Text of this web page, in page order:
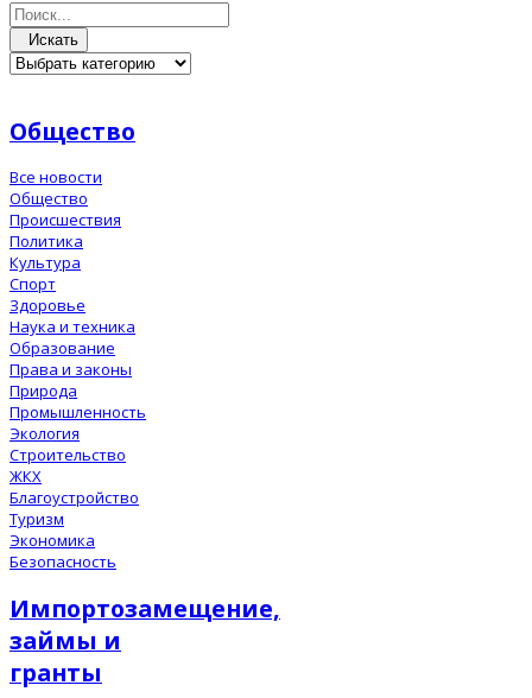
Искать
Общество
Все новости
Общество
Происшествия
Политика
Культура
Спорт
Здоровье
Наука и техника
Образование
Права и законы
Природа
Промышленность
Экология
Строительство
ЖКХ
Благоустройство
Туризм
Экономика
Безопасность
Импортозамещение,
займы и
гранты